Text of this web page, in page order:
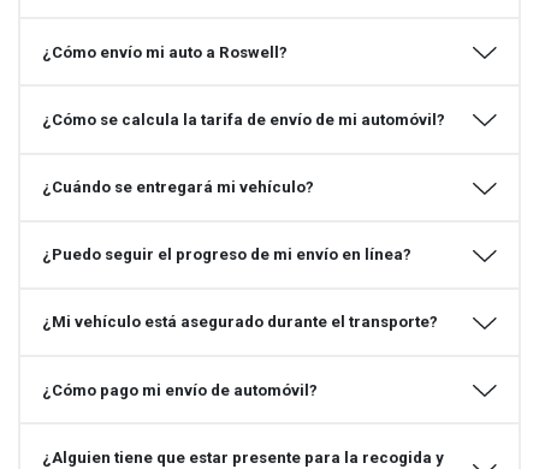
¿Cómo envío mi auto a Roswell?
¿Cómo se calcula la tarifa de envío de mi automóvil?
¿Cuándo se entregará mi vehículo?
¿Puedo seguir el progreso de mi envío en línea?
¿Mi vehículo está asegurado durante el transporte?
¿Cómo pago mi envío de automóvil?
¿Alguien tiene que estar presente para la recogida y